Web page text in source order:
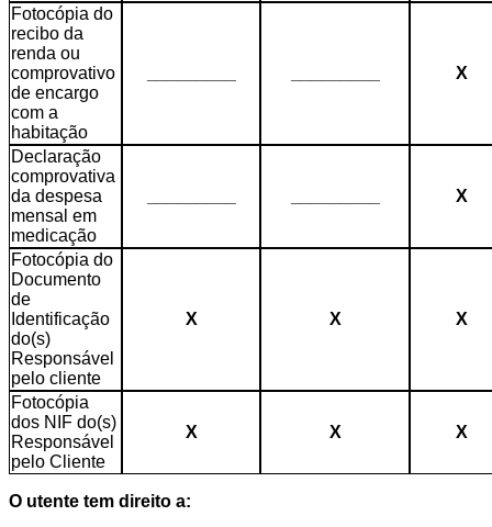
Fotocópia do
recibo da
renda ou
comprovativo
de encargo
com a
habitação
X
Declaração
comprovativa
da despesa
mensal em
medicação
X
Fotocópia do
Documento
de
Identificação
do(s)
Responsável
pelo cliente
X X X
Fotocópia
dos NIF do(s)
Responsável
pelo Cliente
X X X
O utente tem direito a: